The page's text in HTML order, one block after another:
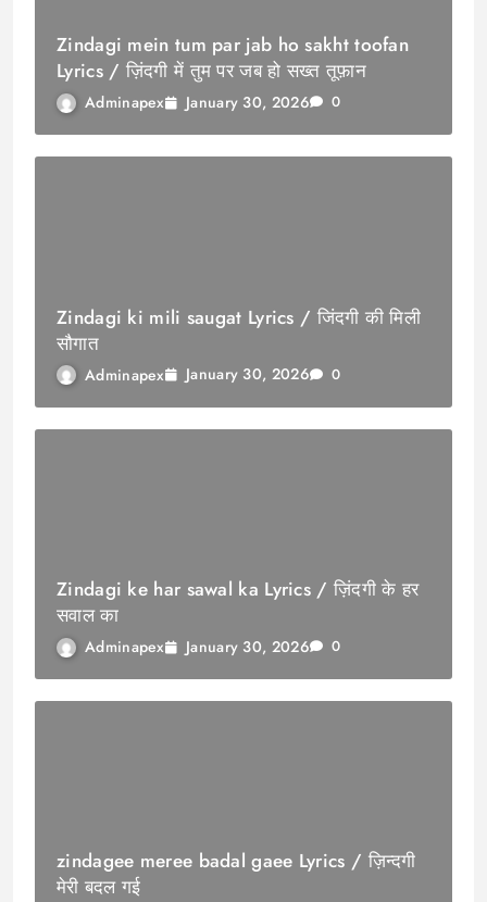
Zindagi mein tum par jab ho sakht toofan
Lyrics / ज़िंदगी में तुम पर जब हो सख्त तूफ़ान
Adminapex January 30, 2026 0
Zindagi ki mili saugat Lyrics / जिंदगी की मिली
सौगात
Adminapex January 30, 2026 0
Zindagi ke har sawal ka Lyrics / ज़िंदगी के हर
सवाल का
Adminapex January 30, 2026 0
zindagee meree badal gaee Lyrics / ज़िन्दगी
मेरी बदल गई